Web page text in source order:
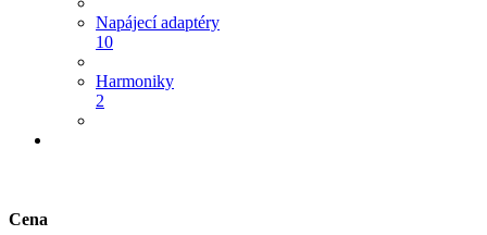
Napájecí adaptéry
10
Harmoniky
2
Cena